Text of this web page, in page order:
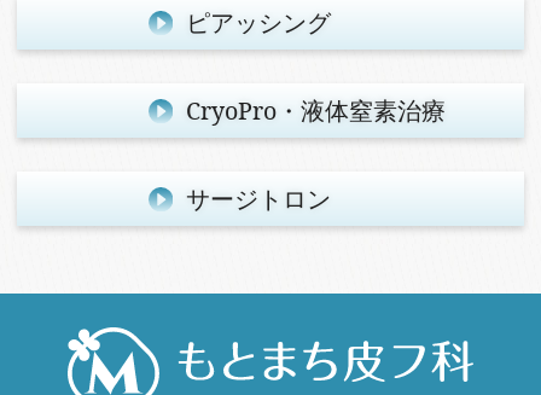
ピアッシング
CryoPro・ 液体窒素治療
サージトロン